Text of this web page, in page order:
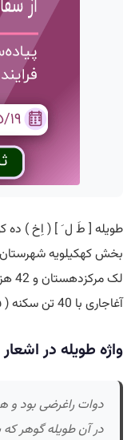
طویله [ طَ ل َ ] ( اِخ ) ده
لک
آغاجاری با 40 تن سکنه ( فرهنگ جغرافیائی ایران ج 6 ).
واژه طویله در
دوات راغرضی بود
در آن طویله گوهر که